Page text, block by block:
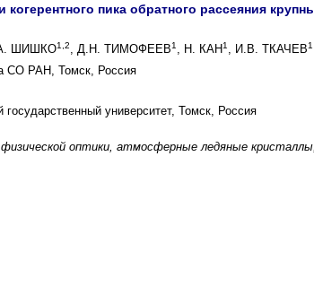
пика обратного рассеяния
ШИШКО1,2, Д.Н. ТИМОФЕЕВ1 , Н. КАН1 , И.В. ТКАЧЕВ1
СО РАН, Томск, Россия
университет, Томск, Россия
оптики, атмосферные ледяные